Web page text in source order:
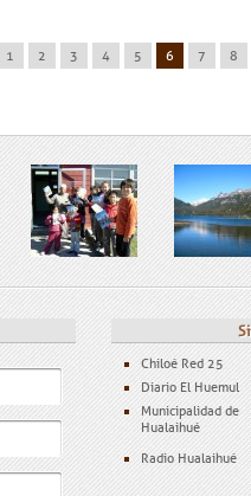
1 2 3 4 5 6 7 8
Chiloé Red 25
Diario El Huemul
Municipalidad de
Hualaihué
Radio Hualaihué